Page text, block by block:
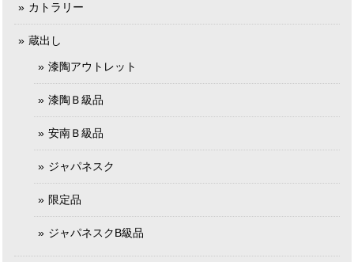
カトラリー
蔵出し
漆陶アウトレット
漆陶Ｂ級品
安南Ｂ級品
ジャパネスク
限定品
ジャパネスクB級品